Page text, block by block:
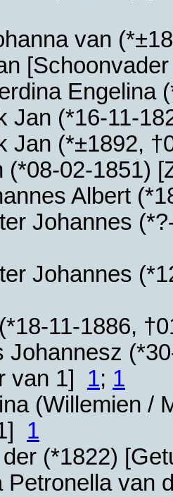
van (*
Engelina
Jan (*16-11-
Jan (*±1892, †
(*08-02-1851)
Albert (*
Johannes (*
Johannes (*
18-11-1886, †
Johannesz (*
van 1] 1; 1
(Willemien /
1
(*1822)
Petronella